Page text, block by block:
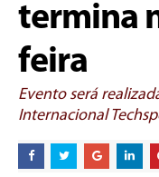
termina
feira
Evento será
Internacional